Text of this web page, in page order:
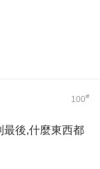
100#
最後,什麼東西都